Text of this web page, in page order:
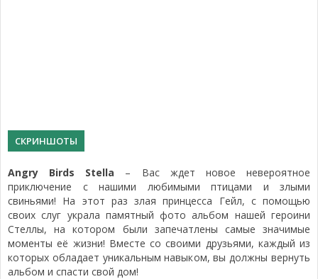
СКРИНШОТЫ
Angry Birds Stella – Вас ждет новое невероятное
приключение с нашими любимыми птицами и злыми
свиньями! На этот раз злая принцесса Гейл, с помощью
своих слуг украла памятный фото альбом нашей героини
Стеллы, на котором были запечатлены самые значимые
моменты её жизни! Вместе со своими друзьями, каждый из
которых обладает уникальным навыком, вы должны вернуть
альбом и спасти свой дом!